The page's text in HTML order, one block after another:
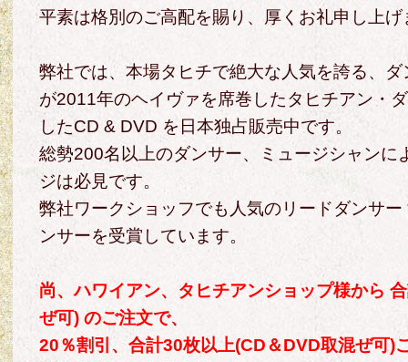
平素は格別のご高配を賜り、厚くお礼申し上げ
弊社では、本場タヒチで絶大な人気を誇る、ダ
が2011年のヘイヴァを席巻したタヒチアン・
したCD & DVD を日本独占販売中です。
総勢200名以上のダンサー、ミュージシャンに
ジは必見です。
弊社ワークショッフでも人気のリードダンサー
ンサーを受賞しています。
尚、ハワイアン、タヒチアンショップ様から
ぜ可) のご注文で、
20％割引、合計30枚以上(CD＆DVD取混ぜ可)